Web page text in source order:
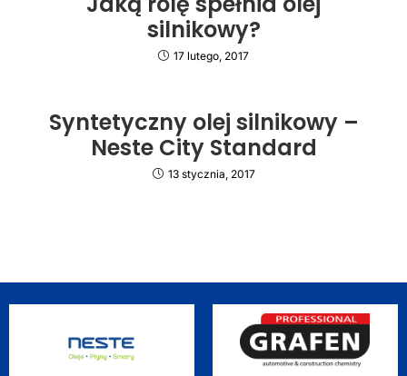
silnikowy?
17 lutego, 2017
Syntetyczny olej silnikowy –
Neste City Standard
13 stycznia, 2017